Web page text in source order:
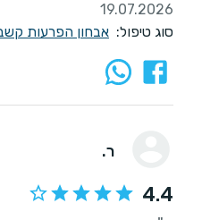
19.07.2026
סוג טיפול: אבחון הפרעות קשב
ר.
4.4